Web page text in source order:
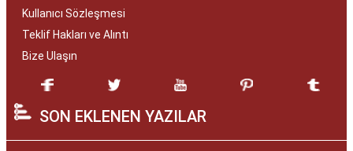
Kullanıcı Sözleşmesi
Teklif Hakları ve Alıntı
Bize Ulaşın
SON EKLENEN YAZILAR